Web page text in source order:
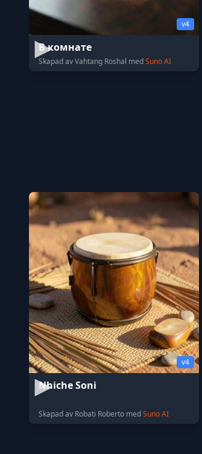
v4
В комнате
Skapad av Vahtang Roshal medSuno AI
v4
Nhiche Soni
Skapad av Robati Roberto medSuno AI